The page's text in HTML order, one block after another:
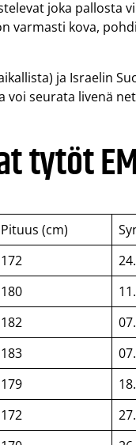
joka pallosta
varmasti kova,
ja Israelin
voi seurata livenä
tytöt
Pituus (cm)
172
180
182
183
179
172